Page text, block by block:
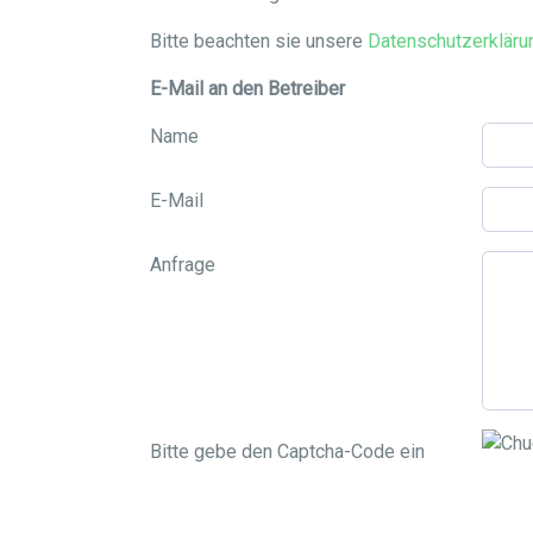
Bitte beachten sie unsere
E-Mail an den Betreiber
Name
E-Mail
Anfrage
Bitte gebe den Captcha-Code ein